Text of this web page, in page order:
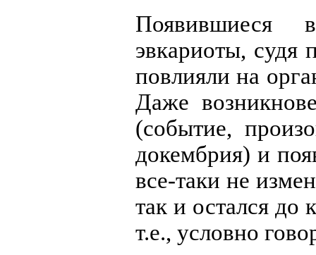
Появившиеся
эвкариоты, судя
повлияли на
Даже
(событие,
докембрия) и
все-таки не
так и остался до
т.е., условно